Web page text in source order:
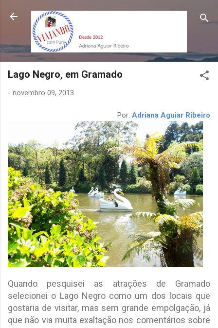
Pular para o conteúdo principal
Lago Negro, em Gramado
- novembro 09, 2013
Por: Adriana Aguiar Ribeiro
Quando pesquisei as atrações de Gramado
selecionei o Lago Negro como um dos locais que
gostaria de visitar, mas sem grande empolgação, já
que não via muita exaltação nos comentários sobre